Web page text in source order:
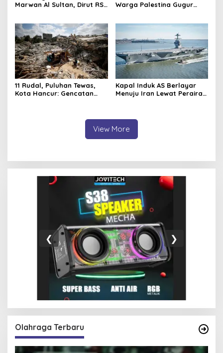
Marwan Al Sultan, Dirut RS
Warga Palestina Gugur
11 Rudal, Puluhan Tewas,
Kota Hancur: Gencatan
Kapal Induk AS Berlayar
Menuju Iran Lewat Perairan
View More
❮ ❯
Olahraga Terbaru